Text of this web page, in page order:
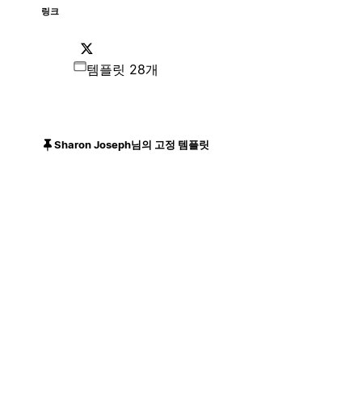
링크
템플릿 28개
Sharon Joseph님의 고정 템플릿